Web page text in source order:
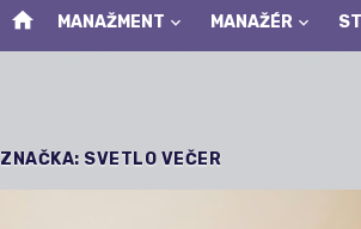
home MANAŽMENT MANAŽÉR
ZNAČKA: SVETLO VEČER